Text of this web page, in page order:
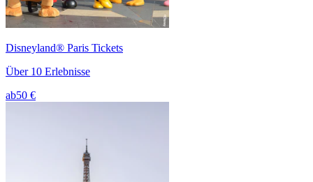
Disneyland® Paris Tickets
Über 10 Erlebnisse
ab50 €